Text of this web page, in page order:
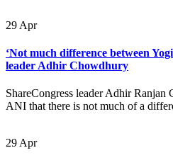
29 Apr
‘Not much difference between
leader Adhir Chowdhury
ShareCongress leader Adhir
ANI that there is not much of a
29 Apr